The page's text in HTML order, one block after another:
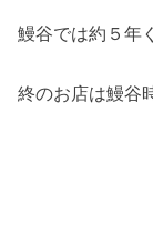
鰻谷では約５年
終のお店は鰻谷